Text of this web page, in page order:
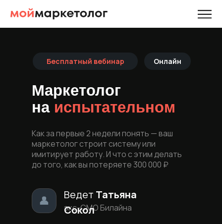
Как за первые 2 недели понять — ваш
маркетолог строит систему или
имитирует работу. И что с этим делать
до того, как вы потеряете 300 000 ₽
Маркетолог
на испытательном
экс-СМО Билайна
Ведет Татьяна
Сокол
👤
Бесплатный вебинар Онлайн